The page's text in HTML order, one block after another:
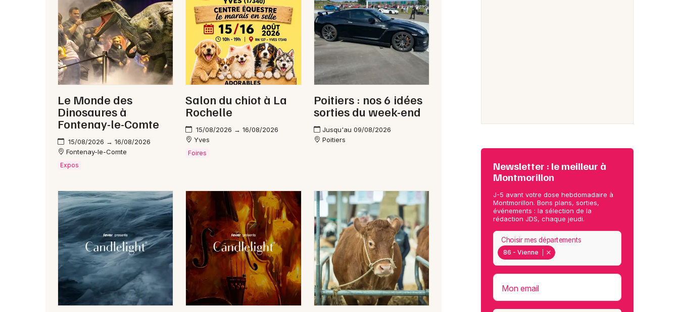
Newsletter des sorties
Artistes en tournée
Actus à Montmorillon
Magazine à Montmorillon
86 - Vienne
Choisir mes départements
Mon email
Le Monde des
Dinosaures à
Fontenay-le-Comte
15/08/2026 → 16/08/2026
Fontenay-le-Comte
Expos
Salon du chiot à La
Rochelle
15/08/2026 → 16/08/2026
Yves
Foires
Poitiers : nos 6 idées
sorties du week-end
Jusqu'au 09/08/2026
Poitiers
Newsletter : le meilleur à
Montmorillon
J-5 avant votre dose hebdomadaire à
Montmorillon. Bons plans, sorties,
événements : la sélection de la
rédaction JDS, chaque jeudi.
86 - Vienne
Choisir mes départements
Mon email